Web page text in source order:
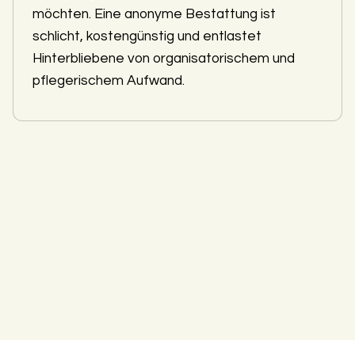
möchten. Eine anonyme Bestattung ist
schlicht, kostengünstig und entlastet
Hinterbliebene von organisatorischem und
pflegerischem Aufwand.